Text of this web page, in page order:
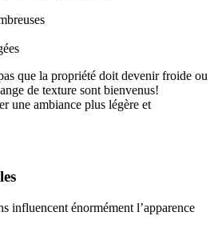
que la propriété doit devenir froide ou
de texture sont bienvenus!
une ambiance plus légère et
influencent énormément l’apparence